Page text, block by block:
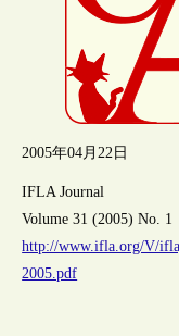
2005年04月22日
IFLA Journal
Volume 31 (2005) No. 1
http://www.ifla.org/V/
2005.pdf